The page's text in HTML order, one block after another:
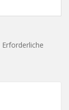
Erforderliche